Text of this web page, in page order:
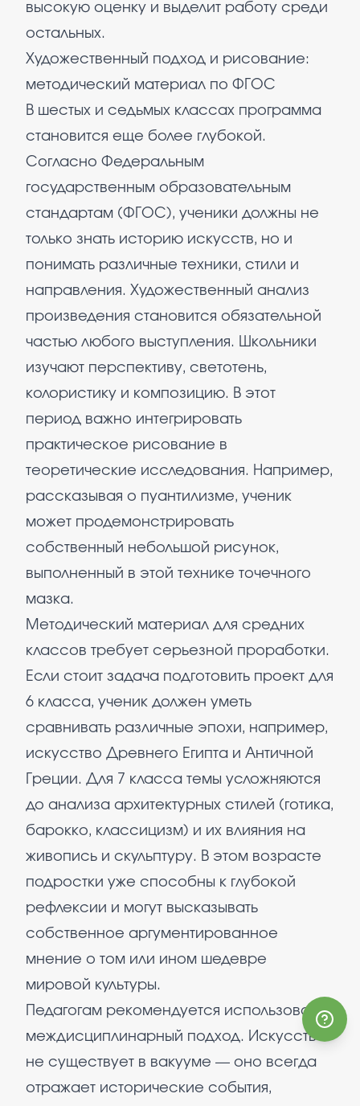
высокую оценку и выделит работу среди
остальных.
Художественный подход и рисование:
методический материал по ФГОС
В шестых и седьмых классах программа
становится еще более глубокой.
Согласно Федеральным
государственным образовательным
стандартам (ФГОС), ученики должны не
только знать историю искусств, но и
понимать различные техники, стили и
направления. Художественный анализ
произведения становится обязательной
частью любого выступления. Школьники
изучают перспективу, светотень,
колористику и композицию. В этот
период важно интегрировать
практическое рисование в
теоретические исследования. Например,
рассказывая о пуантилизме, ученик
может продемонстрировать
собственный небольшой рисунок,
выполненный в этой технике точечного
мазка.
Методический материал для средних
классов требует серьезной проработки.
Если стоит задача подготовить проект для
6 класса, ученик должен уметь
сравнивать различные эпохи, например,
искусство Древнего Египта и Античной
Греции. Для 7 класса темы усложняются
до анализа архитектурных стилей (готика,
барокко, классицизм) и их влияния на
живопись и скульптуру. В этом возрасте
подростки уже способны к глубокой
рефлексии и могут высказывать
собственное аргументированное
мнение о том или ином шедевре
мировой культуры.
Педагогам рекомендуется использовать
междисциплинарный подход. Искусство
не существует в вакууме — оно всегда
отражает исторические события,